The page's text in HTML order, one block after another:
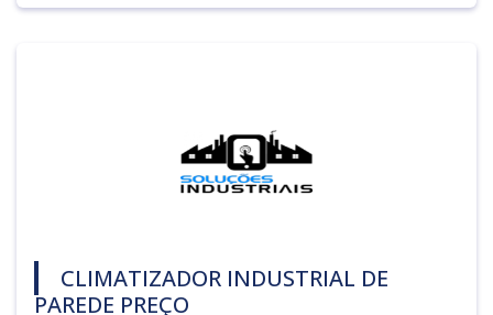
CLIMATIZADOR INDUSTRIAL DE
PAREDE PREÇO